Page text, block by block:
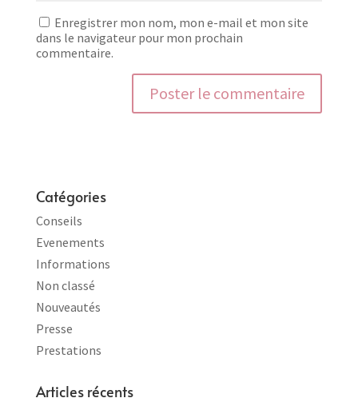
Enregistrer mon nom, mon e-mail et mon site
dans le navigateur pour mon prochain
commentaire.
Catégories
Conseils
Evenements
Informations
Non classé
Nouveautés
Presse
Prestations
Articles récents